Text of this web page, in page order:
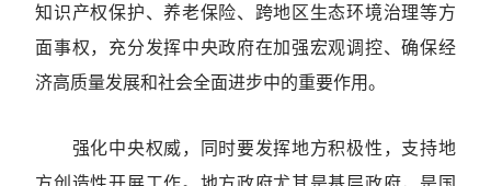
知识产权保护、养老保险、跨地区生态环境治理等方
面事权，充分发挥中央政府在加强宏观调控、确保经
济高质量发展和社会全面进步中的重要作用。
强化中央权威，同时要发挥地方积极性，支持地